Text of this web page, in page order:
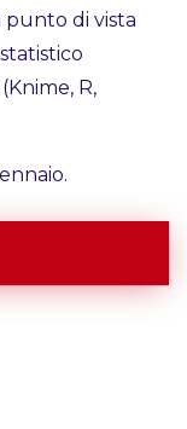
punto di vista
R,